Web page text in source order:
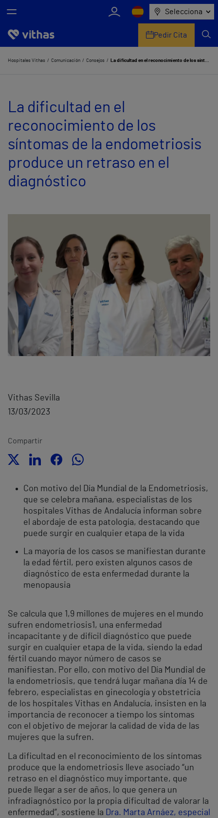
Selecciona
Nosotros
Servicios de salud
Equipo médico y asistencial
Comunicación
Pedir Cita
Hospitales Vithas Comunicación Consejos La dificultad en el reconocimiento de los síntomas de la endometriosis produce un retraso en el diagnóstico
La dificultad en el
reconocimiento de los
síntomas de la endometriosis
produce un retraso en el
diagnóstico
Vithas Sevilla
13/03/2023
Compartir
Con motivo del Día Mundial de la Endometriosis,
que se celebra mañana, especialistas de los
hospitales Vithas de Andalucía informan sobre
el abordaje de esta patología, destacando que
puede surgir en cualquier etapa de la vida
La mayoría de los casos se manifiestan durante
la edad fértil, pero existen algunos casos de
diagnóstico de esta enfermedad durante la
menopausia
Se calcula que 1,9 millones de mujeres en el mundo
sufren endometriosis1 , una enfermedad
incapacitante y de difícil diagnóstico que puede
surgir en cualquier etapa de la vida, siendo la edad
fértil cuando mayor número de casos se
manifiestan. Por ello, con motivo del Día Mundial de
la endometriosis, que tendrá lugar mañana día 14 de
febrero, especialistas en ginecología y obstetricia
de los hospitales Vithas en Andalucía, insisten en la
importancia de reconocer a tiempo los síntomas
con el objetivo de mejorar la calidad de vida de las
mujeres que la sufren.
La dificultad en el reconocimiento de los síntomas
produce que la endometriosis lleve asociado “un
retraso en el diagnóstico muy importante, que
puede llegar a ser de años, lo que genera un
infradiagnóstico por la propia dificultad de valorar la
enfermedad”, sostiene la Dra. Marta Arnáez, especial